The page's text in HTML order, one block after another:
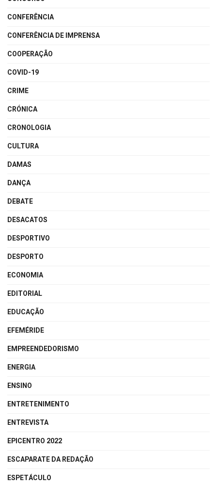
CONFERÊNCIA
CONFERÊNCIA DE IMPRENSA
COOPERAÇÃO
COVID-19
CRIME
CRÓNICA
CRONOLOGIA
CULTURA
DAMAS
DANÇA
DEBATE
DESACATOS
DESPORTIVO
DESPORTO
ECONOMIA
EDITORIAL
EDUCAÇÃO
EFEMÉRIDE
EMPREENDEDORISMO
ENERGIA
ENSINO
ENTRETENIMENTO
ENTREVISTA
EPICENTRO 2022
ESCAPARATE DA REDAÇÃO
ESPETÁCULO